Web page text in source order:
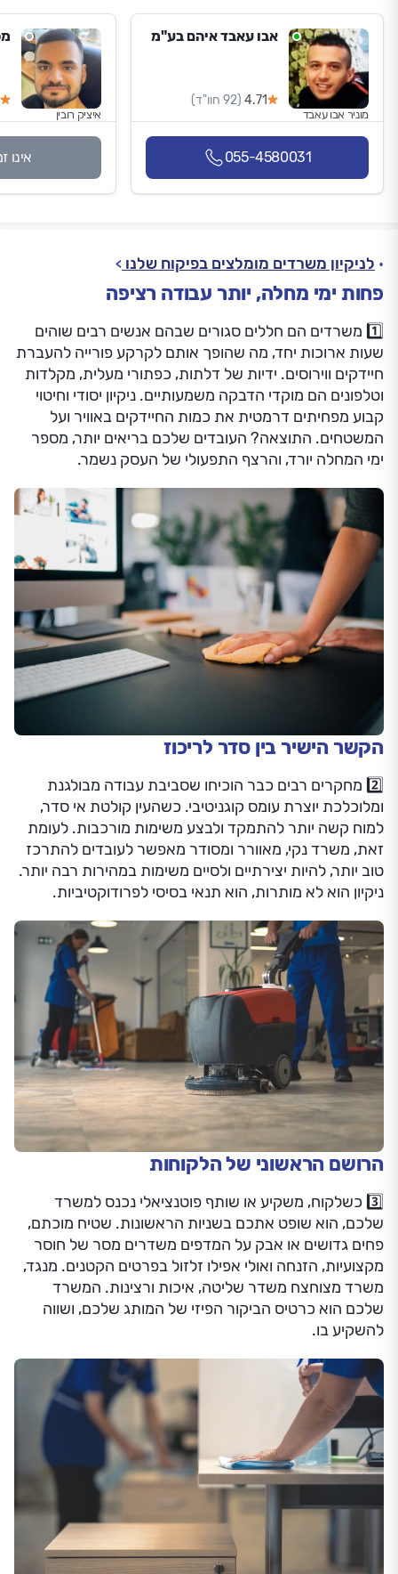
אבו עאבד איהם בע"מ
4.71 (92 חוו"ד)
מוניר אבו עאבד
055-4580031
איציק רובין
אינו
לניקיון משרדים מומלצים בפיקוח שלנו
פחות ימי מחלה, יותר עבודה רציפה
1️⃣ משרדים הם חללים סגורים שבהם אנשים רבים שוהים
שעות ארוכות יחד, מה שהופך אותם לקרקע פורייה להעברת
חיידקים ווירוסים. ידיות של דלתות, כפתורי מעלית, מקלדות
וטלפונים הם מוקדי הדבקה משמעותיים. ניקיון יסודי וחיטוי
קבוע מפחיתים דרמטית את כמות החיידקים באוויר ועל
המשטחים. התוצאה? העובדים שלכם בריאים יותר, מספר
ימי המחלה יורד, והרצף התפעולי של העסק נשמר.
הקשר הישיר בין סדר לריכוז
2️⃣ מחקרים רבים כבר הוכיחו שסביבת עבודה מבולגנת
ומלוכלכת יוצרת עומס קוגניטיבי. כשהעין קולטת אי סדר,
למוח קשה יותר להתמקד ולבצע משימות מורכבות. לעומת
זאת, משרד נקי, מאוורר ומסודר מאפשר לעובדים להתרכז
טוב יותר, להיות יצירתיים ולסיים משימות במהירות רבה יותר.
ניקיון הוא לא מותרות, הוא תנאי בסיסי לפרודוקטיביות.
הרושם הראשוני של הלקוחות
3️⃣ כשלקוח, משקיע או שותף פוטנציאלי נכנס למשרד
שלכם, הוא שופט אתכם בשניות הראשונות. שטיח מוכתם,
פחים גדושים או אבק על המדפים משדרים מסר של חוסר
מקצועיות, הזנחה ואולי אפילו זלזול בפרטים הקטנים. מנגד,
משרד מצוחצח משדר שליטה, איכות ורצינות. המשרד
שלכם הוא כרטיס הביקור הפיזי של המותג שלכם, ושווה
להשקיע בו.